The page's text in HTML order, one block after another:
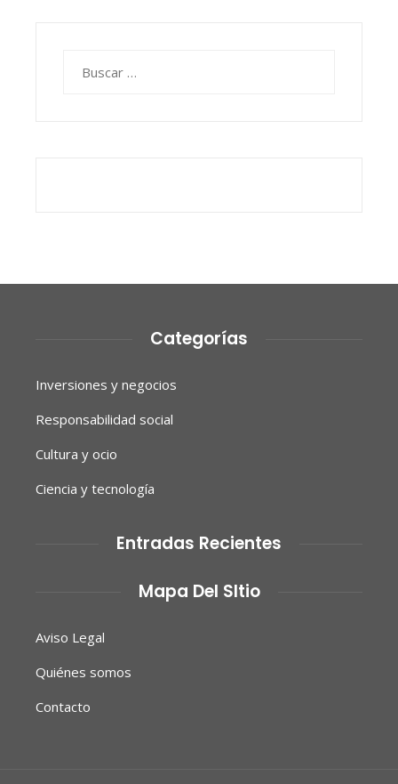
Categorías
Inversiones y negocios
Responsabilidad social
Cultura y ocio
Ciencia y tecnología
Entradas Recientes
Mapa Del SItio
Aviso Legal
Quiénes somos
Contacto